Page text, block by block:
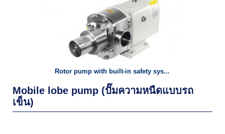
Rotor pump with built-in safety sys...
Mobile lobe pump (ปั๊มความหนืดแบบรถ
เข็น)